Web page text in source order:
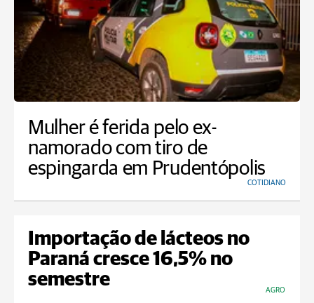
Mulher é ferida pelo ex-
namorado com tiro de
espingarda em Prudentópolis
COTIDIANO
Importação de lácteos no
Paraná cresce 16,5% no
semestre
AGRO